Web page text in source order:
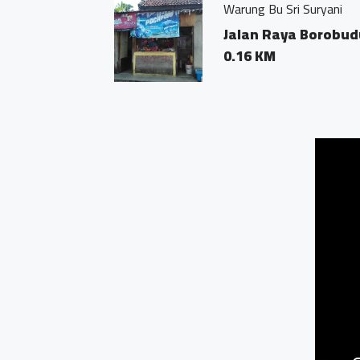
Warung Bu Sri Suryani
Jalan Raya Borobudur
0.16 KM